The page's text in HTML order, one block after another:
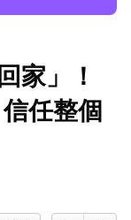
家」！
任整個